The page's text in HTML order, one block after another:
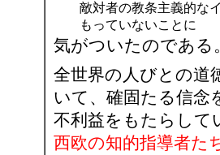
敵対者の教条主義的な
もっていないことに
気がついたのである
全世界の人びとの道
いて、確固たる信念
不利益をもたらして
西欧の知的指導者た